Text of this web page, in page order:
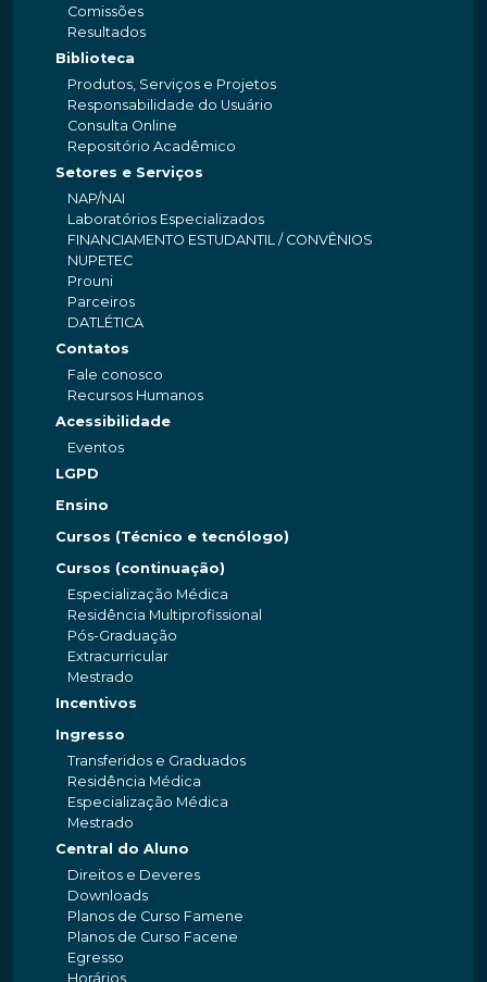
Comissões
Resultados
Biblioteca
Produtos, Serviços e Projetos
Responsabilidade do Usuário
Consulta Online
Repositório Acadêmico
Setores e Serviços
NAP/NAI
Laboratórios Especializados
FINANCIAMENTO ESTUDANTIL / CONVÊNIOS
NUPETEC
Prouni
Parceiros
DATLÉTICA
Contatos
Fale conosco
Recursos Humanos
Acessibilidade
Eventos
LGPD
Ensino
Cursos (Técnico e tecnólogo)
Cursos (continuação)
Especialização Médica
Residência Multiprofissional
Pós-Graduação
Extracurricular
Mestrado
Incentivos
Ingresso
Transferidos e Graduados
Residência Médica
Especialização Médica
Mestrado
Central do Aluno
Direitos e Deveres
Downloads
Planos de Curso Famene
Planos de Curso Facene
Egresso
Horários